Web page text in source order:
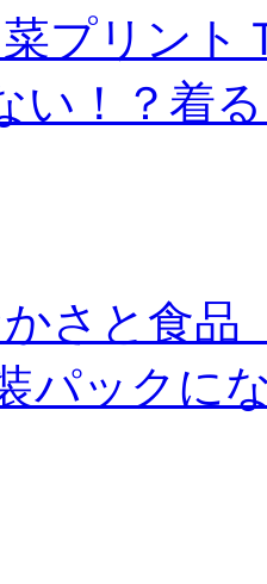
プリント
い！？着
かさと食
パックに